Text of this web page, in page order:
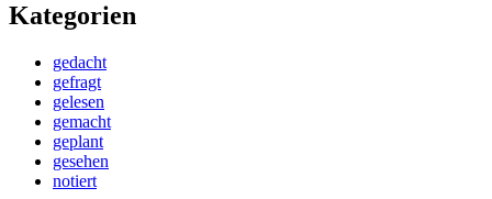
Kategorien
gedacht
gefragt
gelesen
gemacht
geplant
gesehen
notiert